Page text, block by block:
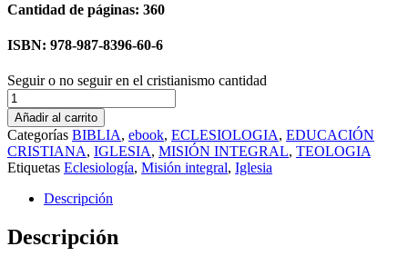
Cantidad de páginas: 360
ISBN: 978-987-8396-60-6
Seguir o no seguir en el cristianismo cantidad
Añadir al carrito
Categorías BIBLIA, ebook, ECLESIOLOGIA, EDUCACIÓN
CRISTIANA, IGLESIA, MISIÓN INTEGRAL, TEOLOGIA
Etiquetas Eclesiología, Misión integral, Iglesia
Descripción
Descripción